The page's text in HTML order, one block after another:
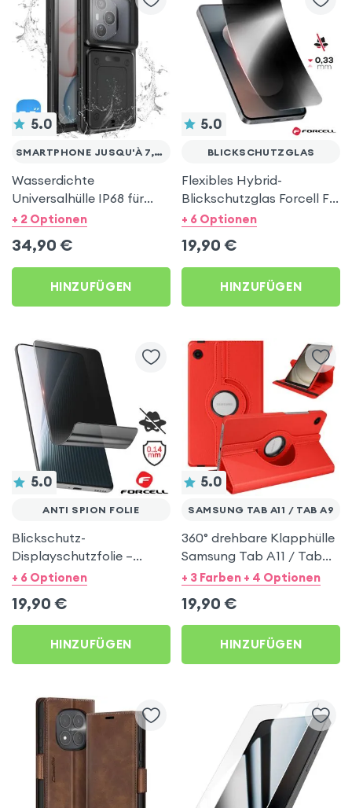
5.0
SMARTPHONE JUSQU'À 7,5 POUCES
Wasserdichte
Universalhülle IP68 für
Smartphones bis 7,5 Zoll
+ 2 Optionen
34,90 €
HINZUFÜGEN
5.0
BLICKSCHUTZGLAS
Flexibles Hybrid-
Blickschutzglas Forcell F-
Protect Nano 7H für
+ 6 Optionen
19,90 €
HINZUFÜGEN
5.0
ANTI SPION FOLIE
Blickschutz-
Displayschutzfolie –
Hydrogel-Folie Forcell
+ 6 Optionen
19,90 €
HINZUFÜGEN
5.0
SAMSUNG TAB A11 / TAB A9
360° drehbare Klapphülle
Samsung Tab A11 / Tab
A9, Etui mit Standfunktion
+ 3 Farben + 4 Optionen
19,90 €
HINZUFÜGEN